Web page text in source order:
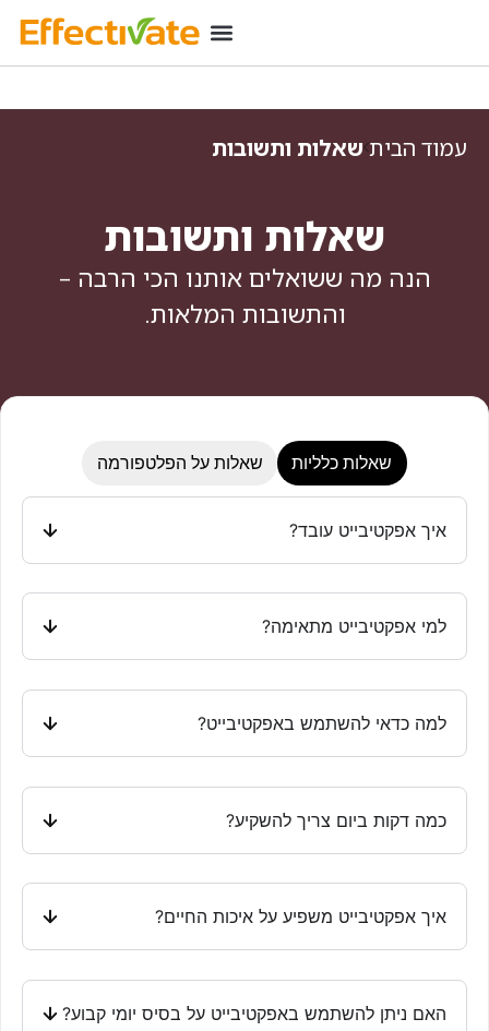
עמוד הבית שאלות ותשובות
שאלות ותשובות
הנה מה ששואלים אותנו הכי הרבה –
והתשובות המלאות.
שאלות כלליות שאלות על הפלטפורמה
איך אפקטיבייט עובד?
למי אפקטיבייט מתאימה?
למה כדאי להשתמש באפקטיבייט?
כמה דקות ביום צריך להשקיע?
איך אפקטיבייט משפיע על איכות החיים?
האם ניתן להשתמש באפקטיבייט על בסיס יומי קבוע?